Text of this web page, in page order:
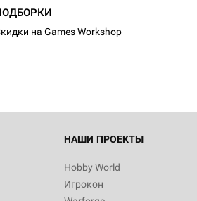
на Games Workshop
НАШИ ПРОЕКТЫ
Hobby World
Игрокон
Журнал
Братья